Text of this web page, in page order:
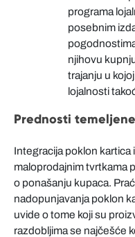
programa
posebnim
njihovu
trajanju u
lojalnosti
Prednosti
Integracija poklon
maloprodajnim tvrtkama
o ponašanju kupaca.
nadopunjavanja poklon
uvide o tome koji su
razdobljima se najčešće